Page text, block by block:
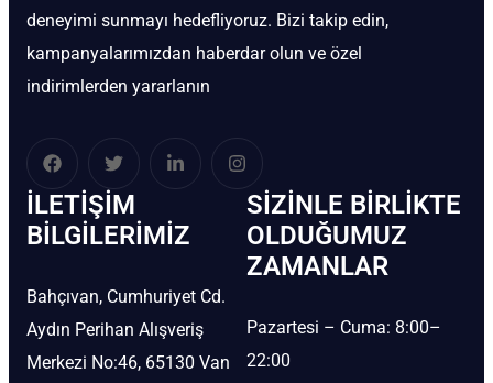
deneyimi sunmayı hedefliyoruz. Bizi takip edin,
kampanyalarımızdan haberdar olun ve özel
indirimlerden yararlanın
İLETIŞIM
BİLGILERIMIZ
Bahçıvan, Cumhuriyet Cd.
Aydın Perihan Alışveriş
Merkezi No:46, 65130 Van
SIZINLE BIRLIKTE
OLDUĞUMUZ
ZAMANLAR
Pazartesi – Cuma: 8:00–
22:00